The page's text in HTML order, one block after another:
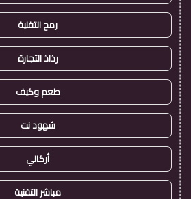
رمح التقنية
رذاذ التجارة
طعم وكيف
شهود نت
أركاني
مباشر التقنية